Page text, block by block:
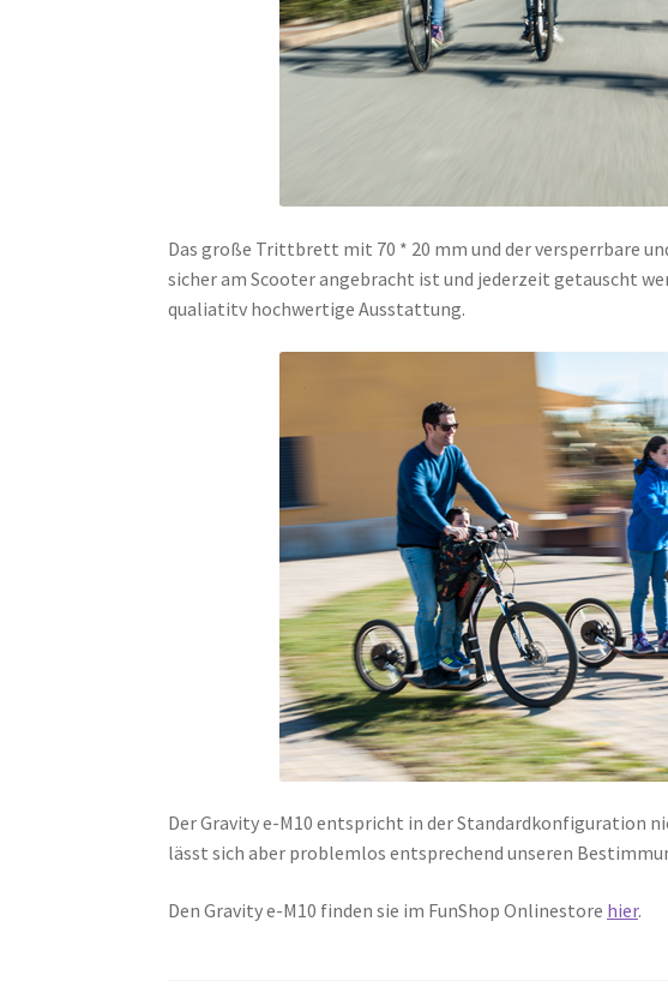
Das große Trittbrett mit 70 * 20 mm und der versperrbare
sicher am Scooter angebracht ist und jederzeit getauscht
qualiatitv hochwertige Ausstattung.
Der Gravity e-M10 entspricht in der Standardkonfiguration
lässt sich aber problemlos entsprechend unseren
Den Gravity e-M10 finden sie im FunShop Onlinestore hier.